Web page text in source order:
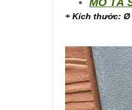
MÔ TẢ
+ Kích thước: Ø